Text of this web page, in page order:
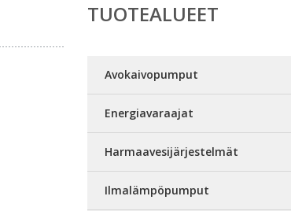
TUOTEALUEET
Avokaivopumput
Energiavaraajat
Harmaavesijärjestelmät
Ilmalämpöpumput